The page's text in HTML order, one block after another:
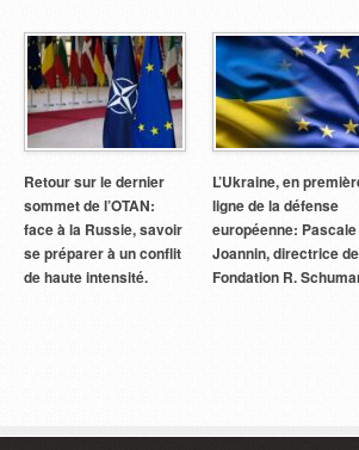
Retour sur le dernier
sommet de l’OTAN:
face à la Russie, savoir
se préparer à un conflit
de haute intensité.
L’Ukraine, en
ligne de la défense
européenne: Pascale
Joannin, directrice
Fondation R.